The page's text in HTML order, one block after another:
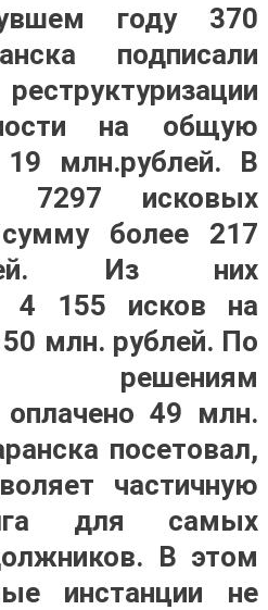
году 370
подписали
на общую
млн.рублей. В
7297 исковых
более 217
Из них
4 155 исков на
млн. рублей. По
решениям
49 млн.
посетовал,
частичную
для самых
В этом
инстанции не